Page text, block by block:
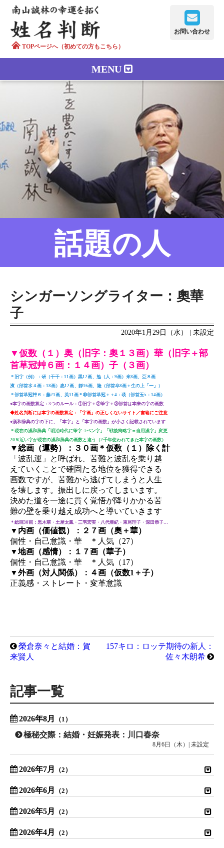
TOPページへ（初めての方もこちら）
お問い合わせ
MENU
正しい字画
南山誠林について
漢字の語源
漢字の歴史
苗字100のルーツ
話題の人
シンガーソングライター：奧華
子
2020年1月29日（水） | 未設定
▼仮数（１）奥（旧字：奧１３画）華（旧字＋部
首草冠艸６画：１４画）子（３画）
＊旧字（例）：研（干干：11画）黑12画、勉（人：9画）來8画、亞８画
濱（部首水４画：18画）惠12画、靜16画、隆（部首阜8画＋生の上「一」）
＊部首草冠艸６：藤21画、英11画＊非部首草冠＋＋4：瑛（部首玉5：14画）
●本字の画数算定：3つのルール：①旧字＋②筆字＋③部首は本来の字の画数
◆姓名判断には本字の画数算定：「字画」の正しくないサイト／書籍にご注意
●漢和辞典の字の下に、「本字」と「本字の画数」が小さく記載されています
＊現在の漢和辞典「明治時代に筆字⇒ペン字」「戦後簡略字＝当用漢字」変更
20％近い字が現在の漢和辞典の画数と違う（2千年使われてきた本字の画数）
▼総画（運勢）：３０画＊仮数（１）除く計
「波乱運」と呼ばれ、苦難と波乱を乗り越
えていくことで確固たる地位を獲得できる
画数ですが、苦難から逃げてしまうと人生
を壊します。振出しに戻ってしまいます。
決めた道を一途に貫く覚悟が降りかかる苦
難の壁を乗り越え成功へと導いていきます
＊総画30画：黒木華・土屋太鳳・三宅宏実・八代亜紀・東尾理子・深田恭子…
▼内画（価値観）：２７画（奧＋華）
個性・自己意識・華 ＊人気（27）
▼地画（感情）：１７画（華子）
個性・自己意識・華 ＊人気（17）
▼外画（対人関係）：４画（仮数1＋子）
正義感・ストレート・変革意識
榮倉奈々と結婚：賀
来賢人
157キロ：ロッテ期待の新人：
佐々木朗希
記事一覧
2026年8月 （1）
極秘交際：結婚・妊娠発表：川口春奈
8月6日（木）| 未設定
2026年7月 （2）
2026年6月 （2）
2026年5月 （2）
2026年4月 （2）